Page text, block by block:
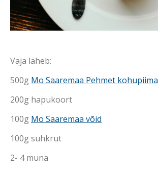
Vaja läheb:
500g Mo Saaremaa Pehmet kohupiima
200g hapukoort
100g Mo Saaremaa võid
100g suhkrut
2- 4 muna